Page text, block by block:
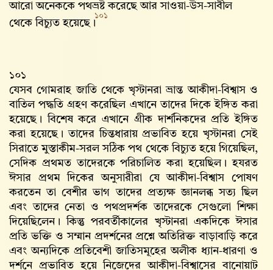
আরো অনেককে পথভ্রষ্ট করেছে আর সাওয়া-উস-সাবীল
থেকে বিচ্যুত হয়েছে।
১০১
১০১
যেসব গোমরাহ জাতি থেকে খৃস্টানরা ভ্রান্ত আকীদা-বিশ্বাস ও
বাতিল পদ্ধতি গ্রহণ করেছিল এখানে তাদের দিকে ইঙ্গিত করা
হয়েছে। বিশেষ করে এখানে গ্রীক দার্শনিকদের প্রতি ইঙ্গিত
করা হয়েছে। তাদের চিন্তধারায় প্রভাবিত হয়ে খৃস্টানরা সেই
সিরাতে মুস্তাকীম-সরল সঠিক পথ থেকে বিচ্যুত হয়ে গিয়েছিল,
সেদিক প্রথমত তাদেরকে পরিচালিত করা হয়েছিল। হযরত
ঈসার প্রথম দিকের অনুসারীরা যে আকীদা-বিশ্বাস পোষণ
করতেন তা বেশীর ভাগ তাদের প্রত্যক্ষ জ্ঞানলব্ধ সত্য ছিল
এবং তাদের নেতা ও পথপ্রদর্শক তাদেরকে সেগুলো শিক্ষা
দিয়েছিলেন। কিন্তু পরবর্তীকালের খৃস্টানরা একদিকে ঈসার
প্রতি ভক্তি ও সম্মান প্রদর্শনের প্রশ্নে অতিরিক্ত বাড়াবাড়ি করে
এবং অন্যদিকে প্রতিবেশী জাতিসমূহের অলীক ধ্যান-ধারণা ও
দর্শনে প্রভাবিত হয়ে নিজেদের আকীদা-বিশ্বাসের বানোয়াট